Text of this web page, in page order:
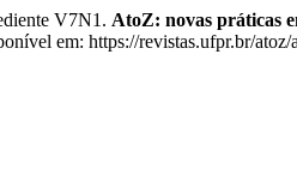
V7N1. AtoZ: novas práticas
em: https://revistas.ufpr.br/